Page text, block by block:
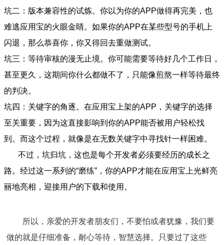
坑二：版本兼容性的试炼。你以为你的APP做得再完美，也
难逃应用宝的火眼金睛。如果你的APP在某些型号的手机上
闪退，那么恭喜你，你又得回去重做测试。
坑三：等待审核的漫无止境。你可能需要等待好几个工作日，
甚至更久，这期间你什么都做不了，只能像煎熬一样等待最终
的判决。
坑四：关键字的角逐。在应用宝上架的APP，关键字的选择
至关重要，因为这直接影响到你的APP能否被用户轻松找
到。而这个过程，就像是在无数关键字中寻找针一样困难。
不过，坑归坑，这也是每个开发者必须要经历的成长之
路。经过这一系列的“磨练”，你的APP才能在应用宝上光鲜亮
丽地亮相，迎接用户的下载和使用。
所以，亲爱的开发者朋友们，不要怕或者犹豫，我们要
做的就是仔细准备，耐心等待，智慧选择。只要过了这些